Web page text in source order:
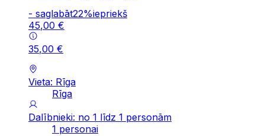
- saglabāt22%iepriekš
45,00 €
35,00 €
Vieta: Rīga
Rīga
Dalībnieki: no 1 līdz 1 personām
1 personai